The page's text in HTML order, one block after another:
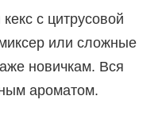
с цитрусовой
или сложные
новичкам. Вся
ароматом.